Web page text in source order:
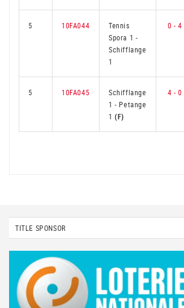
5 10FA044
Tennis
Spora 1 -
Schifflange
1
0 - 4
5 10FA045
Schifflange
1- Petange
1(F)
4 - 0
TITLE SPONSOR